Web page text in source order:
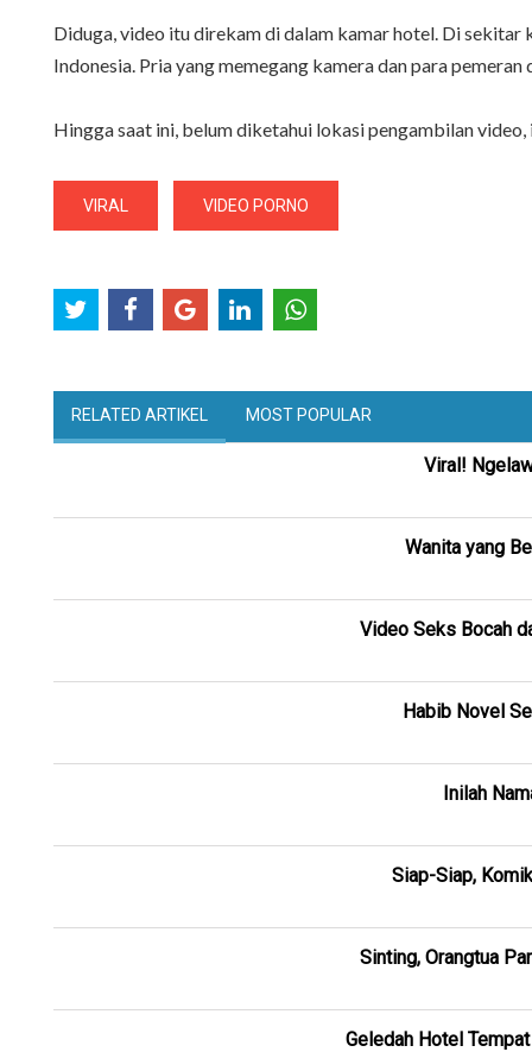
Diduga, video itu direkam di dalam kamar hotel. Di
Indonesia. Pria yang memegang kamera dan para
Hingga saat ini, belum diketahui lokasi pengambilan
VIRAL VIDEO PORNO
RELATED ARTIKEL MOST POPULAR
Viral!
Wanita yang
Video Seks Bocah
Habib Novel
Inilah
Siap-Siap,
Sinting, Orangtua
Geledah Hotel